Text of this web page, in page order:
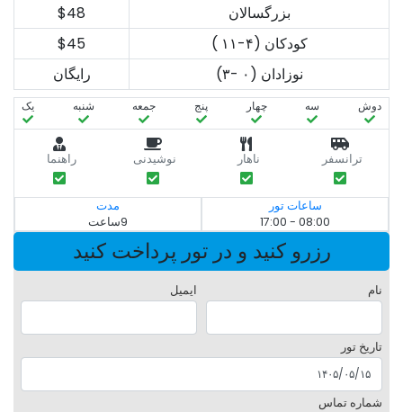
بزرگسالان
$48
کودکان (۴-۱۱ )
$45
نوزادان (۰ -۳)
رایگان
دوش سه‌ چهار پنج جمعه شنبه یک
ترانسفر ناهار نوشیدنی راهنما
ساعات تور
08:00 - 17:00
مدت
9ساعت
رزرو کنید و در تور پرداخت کنید
نام ایمیل
تاریخ تور
شماره تماس